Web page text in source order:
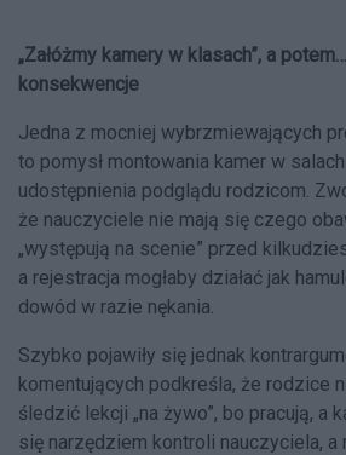
„Załóżmy kamery w klasach”, a
konsekwencje
Jedna z mocniej wybrzmiewających
to pomysł montowania kamer w
udostępnienia podglądu rodzicom.
że nauczyciele nie mają się czego
„występują na scenie” przed
a rejestracja mogłaby działać jak
dowód w razie nękania.
Szybko pojawiły się jednak
komentujących podkreśla, że rodzice
śledzić lekcji „na żywo”, bo pracują, a
się narzędziem kontroli nauczyciela, a